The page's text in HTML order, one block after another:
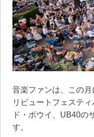
音楽ファンは、この
リビュートフェステ
ド・ボウイ、UB40の
す。